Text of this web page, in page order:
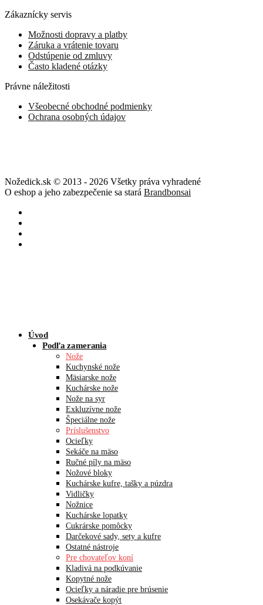
Zákaznícky servis
Možnosti dopravy a platby
Záruka a vrátenie tovaru
Odstúpenie od zmluvy
Často kladené otázky
Právne náležitosti
Všeobecné obchodné podmienky
Ochrana osobných údajov
Nožedick.sk © 2013 - 2026 Všetky práva vyhradené
O eshop a jeho zabezpečenie sa stará Brandbonsai
Úvod
Podľa zamerania
Nože
Kuchynské nože
Mäsiarske nože
Kuchárske nože
Nože na syr
Exkluzívne nože
Špeciálne nože
Príslušenstvo
Ocieľky
Sekáče na mäso
Ručné píly na mäso
Nožové bloky
Kuchárske kufre, tašky a púzdra
Vidličky
Nožnice
Kuchárske lopatky
Cukrárske pomôcky
Darčekové sady, sety a kufre
Ostatné nástroje
Pre chovateľov koní
Kladivá na podkúvanie
Kopytné nože
Ocieľky a náradie pre brúsenie
Osekávače kopýt